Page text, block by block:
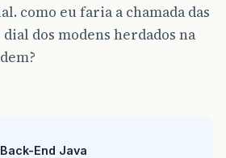
como eu faria a chamada das
dial dos modens herdados na
End Java